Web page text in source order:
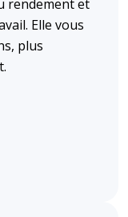
rendement et
Elle vous
plus
FENÊTRE)